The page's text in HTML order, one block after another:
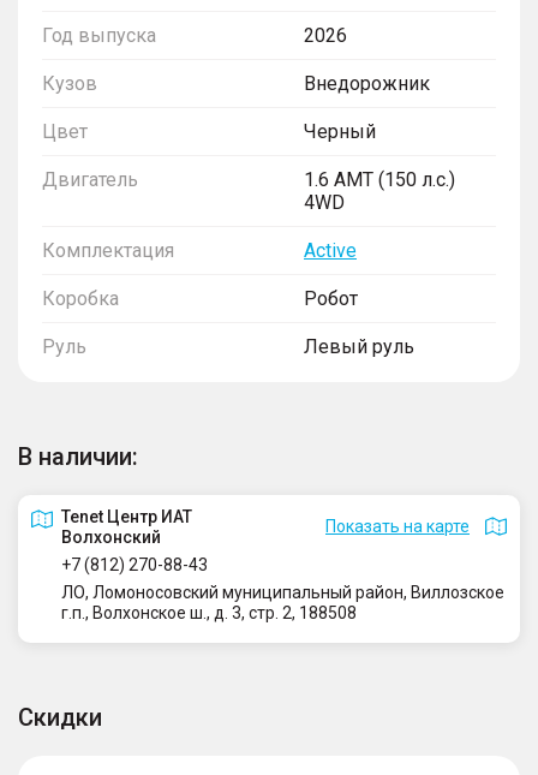
Год выпуска 2026
Кузов Внедорожник
Цвет Черный
Двигатель
1.6 AMT (150 л.с.)
4WD
Комплектация Active
Коробка Робот
Руль Левый руль
В наличии:
Tenet Центр ИАТ
Волхонский
Показать на карте
+7 (812) 270-88-43
ЛО, Ломоносовский муниципальный район, Виллозское
г.п., Волхонское ш., д. 3, стр. 2, 188508
Скидки